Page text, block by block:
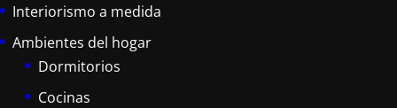
Interiorismo a medida
Ambientes del hogar
Dormitorios
Cocinas